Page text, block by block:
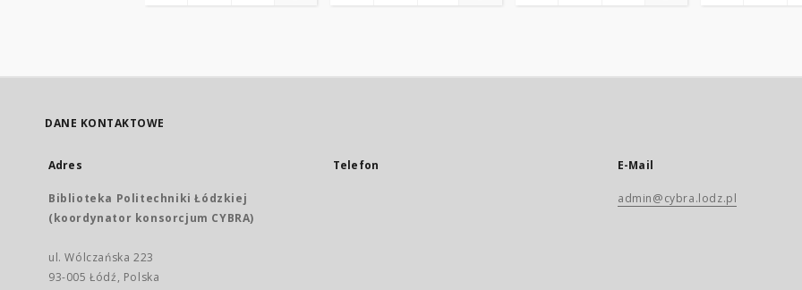
DANE KONTAKTOWE
Adres
Biblioteka Politechniki Łódzkiej
(koordynator konsorcjum CYBRA)
ul. Wólczańska 223
93-005 Łódź, Polska
Telefon E-Mail
admin@cybra.lodz.pl